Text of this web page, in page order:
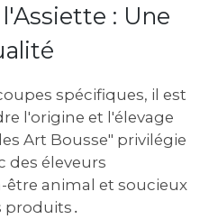
: Une
spécifiques, il est
l'origine et l'élevage
Art Bousse" privilégie
des éleveurs
animal et soucieux
produits․